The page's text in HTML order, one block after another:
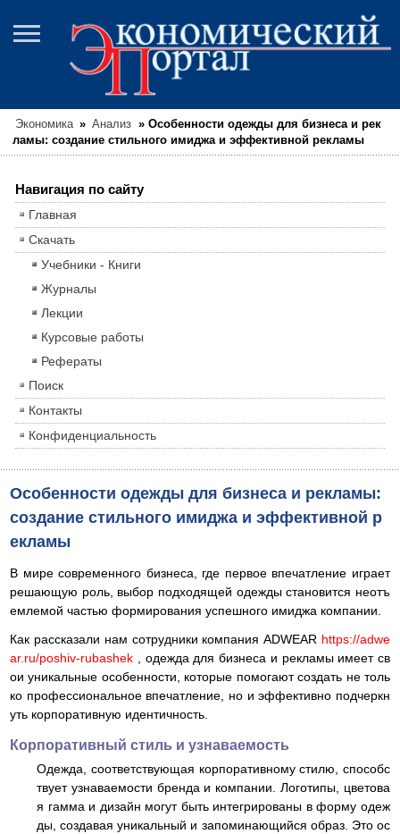
Экономика » Анализ » Особенности одежды для бизнеса и рек
ламы: создание стильного имиджа и эффективной рекламы
Навигация по сайту
Главная
Скачать
Учебники - Книги
Журналы
Лекции
Курсовые работы
Рефераты
Поиск
Контакты
Конфиденциальность
Особенности одежды для бизнеса и рекламы:
создание стильного имиджа и эффективной р
екламы
В мире современного бизнеса, где первое впечатление играет
решающую роль, выбор подходящей одежды становится неотъ
емлемой частью формирования успешного имиджа компании.
Как рассказали нам сотрудники компания ADWEAR https://adwe
ar.ru/poshiv-rubashek , одежда для бизнеса и рекламы имеет св
ои уникальные особенности, которые помогают создать не толь
ко профессиональное впечатление, но и эффективно подчеркн
уть корпоративную идентичность.
Корпоративный стиль и узнаваемость
Одежда, соответствующая корпоративному стилю, способс
твует узнаваемости бренда и компании. Логотипы, цветова
я гамма и дизайн могут быть интегрированы в форму одеж
ды, создавая уникальный и запоминающийся образ. Это ос